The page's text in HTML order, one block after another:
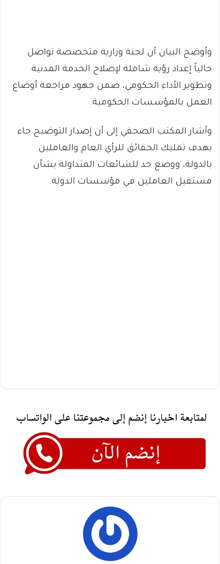
وأوضح البيان أن لجنة وزارية متخصصة تواصل
حالياً إعداد رؤية شاملة لإصلاح الخدمة المدنية
وتطوير الأداء الحكومي، ضمن جهود مراجعة أوضاع
العمل بالمؤسسات الحكومية.
وأشار المكتب الصحفي إلى أن إصدار التوضيح جاء
بهدف تمليك الحقائق للرأي العام والعاملين
بالدولة، ووضع حد للشائعات المتداولة بشأن
مستقبل العاملين في مؤسسات الدولة.